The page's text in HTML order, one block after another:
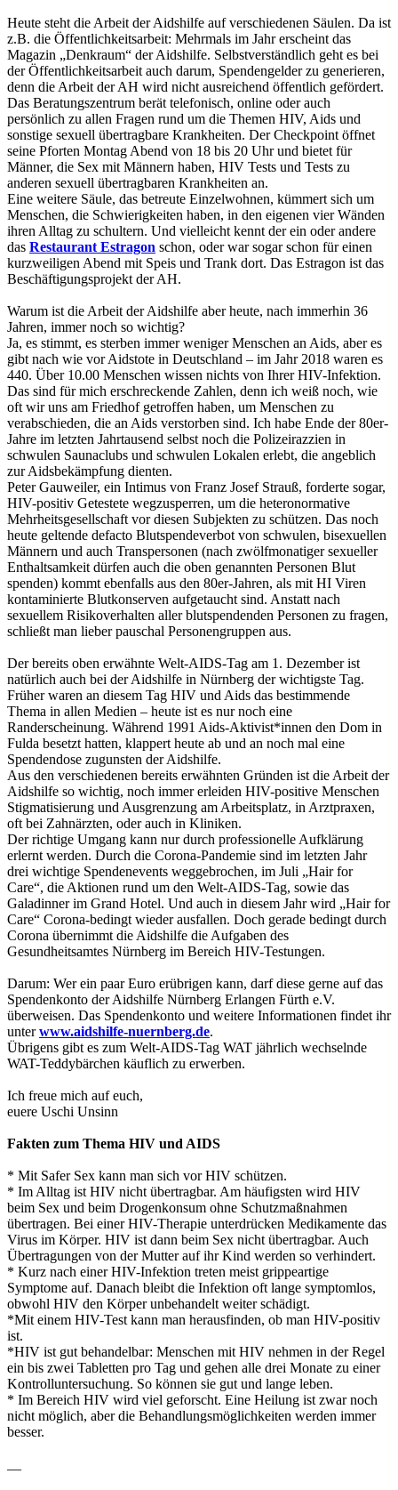
Heute steht die Arbeit der Aidshilfe auf verschiedenen Säulen. Da ist
z.B. die Öffentlichkeitsarbeit: Mehrmals im Jahr erscheint das
Magazin „Denkraum“ der Aidshilfe. Selbstverständlich geht es bei
der Öffentlichkeitsarbeit auch darum, Spendengelder zu generieren,
denn die Arbeit der AH wird nicht ausreichend öffentlich gefördert.
Das Beratungszentrum berät telefonisch, online oder auch
persönlich zu allen Fragen rund um die Themen HIV, Aids und
sonstige sexuell übertragbare Krankheiten. Der Checkpoint öffnet
seine Pforten Montag Abend von 18 bis 20 Uhr und bietet für
Männer, die Sex mit Männern haben, HIV Tests und Tests zu
anderen sexuell übertragbaren Krankheiten an.
Eine weitere Säule, das betreute Einzelwohnen, kümmert sich um
Menschen, die Schwierigkeiten haben, in den eigenen vier Wänden
ihren Alltag zu schultern. Und vielleicht kennt der ein oder andere
das Restaurant Estragon schon, oder war sogar schon für einen
kurzweiligen Abend mit Speis und Trank dort. Das Estragon ist das
Beschäftigungsprojekt der AH.
Warum ist die Arbeit der Aidshilfe aber heute, nach immerhin 36
Jahren, immer noch so wichtig?
Ja, es stimmt, es sterben immer weniger Menschen an Aids, aber es
gibt nach wie vor Aidstote in Deutschland – im Jahr 2018 waren es
440. Über 10.00 Menschen wissen nichts von Ihrer HIV-Infektion.
Das sind für mich erschreckende Zahlen, denn ich weiß noch, wie
oft wir uns am Friedhof getroffen haben, um Menschen zu
verabschieden, die an Aids verstorben sind. Ich habe Ende der 80er-
Jahre im letzten Jahrtausend selbst noch die Polizeirazzien in
schwulen Saunaclubs und schwulen Lokalen erlebt, die angeblich
zur Aidsbekämpfung dienten.
Peter Gauweiler, ein Intimus von Franz Josef Strauß, forderte sogar,
HIV-positiv Getestete wegzusperren, um die heteronormative
Mehrheitsgesellschaft vor diesen Subjekten zu schützen. Das noch
heute geltende defacto Blutspendeverbot von schwulen, bisexuellen
Männern und auch Transpersonen (nach zwölfmonatiger sexueller
Enthaltsamkeit dürfen auch die oben genannten Personen Blut
spenden) kommt ebenfalls aus den 80er-Jahren, als mit HI Viren
kontaminierte Blutkonserven aufgetaucht sind. Anstatt nach
sexuellem Risikoverhalten aller blutspendenden Personen zu fragen,
schließt man lieber pauschal Personengruppen aus.
Der bereits oben erwähnte Welt-AIDS-Tag am 1. Dezember ist
natürlich auch bei der Aidshilfe in Nürnberg der wichtigste Tag.
Früher waren an diesem Tag HIV und Aids das bestimmende
Thema in allen Medien – heute ist es nur noch eine
Randerscheinung. Während 1991 Aids-Aktivist*innen den Dom in
Fulda besetzt hatten, klappert heute ab und an noch mal eine
Spendendose zugunsten der Aidshilfe.
Aus den verschiedenen bereits erwähnten Gründen ist die Arbeit der
Aidshilfe so wichtig, noch immer erleiden HIV-positive Menschen
Stigmatisierung und Ausgrenzung am Arbeitsplatz, in Arztpraxen,
oft bei Zahnärzten, oder auch in Kliniken.
Der richtige Umgang kann nur durch professionelle Aufklärung
erlernt werden. Durch die Corona-Pandemie sind im letzten Jahr
drei wichtige Spendenevents weggebrochen, im Juli „Hair for
Care“, die Aktionen rund um den Welt-AIDS-Tag, sowie das
Galadinner im Grand Hotel. Und auch in diesem Jahr wird „Hair for
Care“ Corona-bedingt wieder ausfallen. Doch gerade bedingt durch
Corona übernimmt die Aidshilfe die Aufgaben des
Gesundheitsamtes Nürnberg im Bereich HIV-Testungen.
Darum: Wer ein paar Euro erübrigen kann, darf diese gerne auf das
Spendenkonto der Aidshilfe Nürnberg Erlangen Fürth e.V.
überweisen. Das Spendenkonto und weitere Informationen findet ihr
unterwww.aidshilfe-nuernberg.de.
Übrigens gibt es zum Welt-AIDS-Tag WAT jährlich wechselnde
WAT-Teddybärchen käuflich zu erwerben.
Ich freue mich auf euch,
euere Uschi Unsinn
Fakten zum Thema HIV und AIDS
* Mit Safer Sex kann man sich vor HIV schützen.
* Im Alltag ist HIV nicht übertragbar. Am häufigsten wird HIV
beim Sex und beim Drogenkonsum ohne Schutzmaßnahmen
übertragen. Bei einer HIV-Therapie unterdrücken Medikamente das
Virus im Körper. HIV ist dann beim Sex nicht übertragbar. Auch
Übertragungen von der Mutter auf ihr Kind werden so verhindert.
* Kurz nach einer HIV-Infektion treten meist grippeartige
Symptome auf. Danach bleibt die Infektion oft lange symptomlos,
obwohl HIV den Körper unbehandelt weiter schädigt.
*Mit einem HIV-Test kann man herausfinden, ob man HIV-positiv
ist.
*HIV ist gut behandelbar: Menschen mit HIV nehmen in der Regel
ein bis zwei Tabletten pro Tag und gehen alle drei Monate zu einer
Kontrolluntersuchung. So können sie gut und lange leben.
* Im Bereich HIV wird viel geforscht. Eine Heilung ist zwar noch
nicht möglich, aber die Behandlungsmöglichkeiten werden immer
besser.